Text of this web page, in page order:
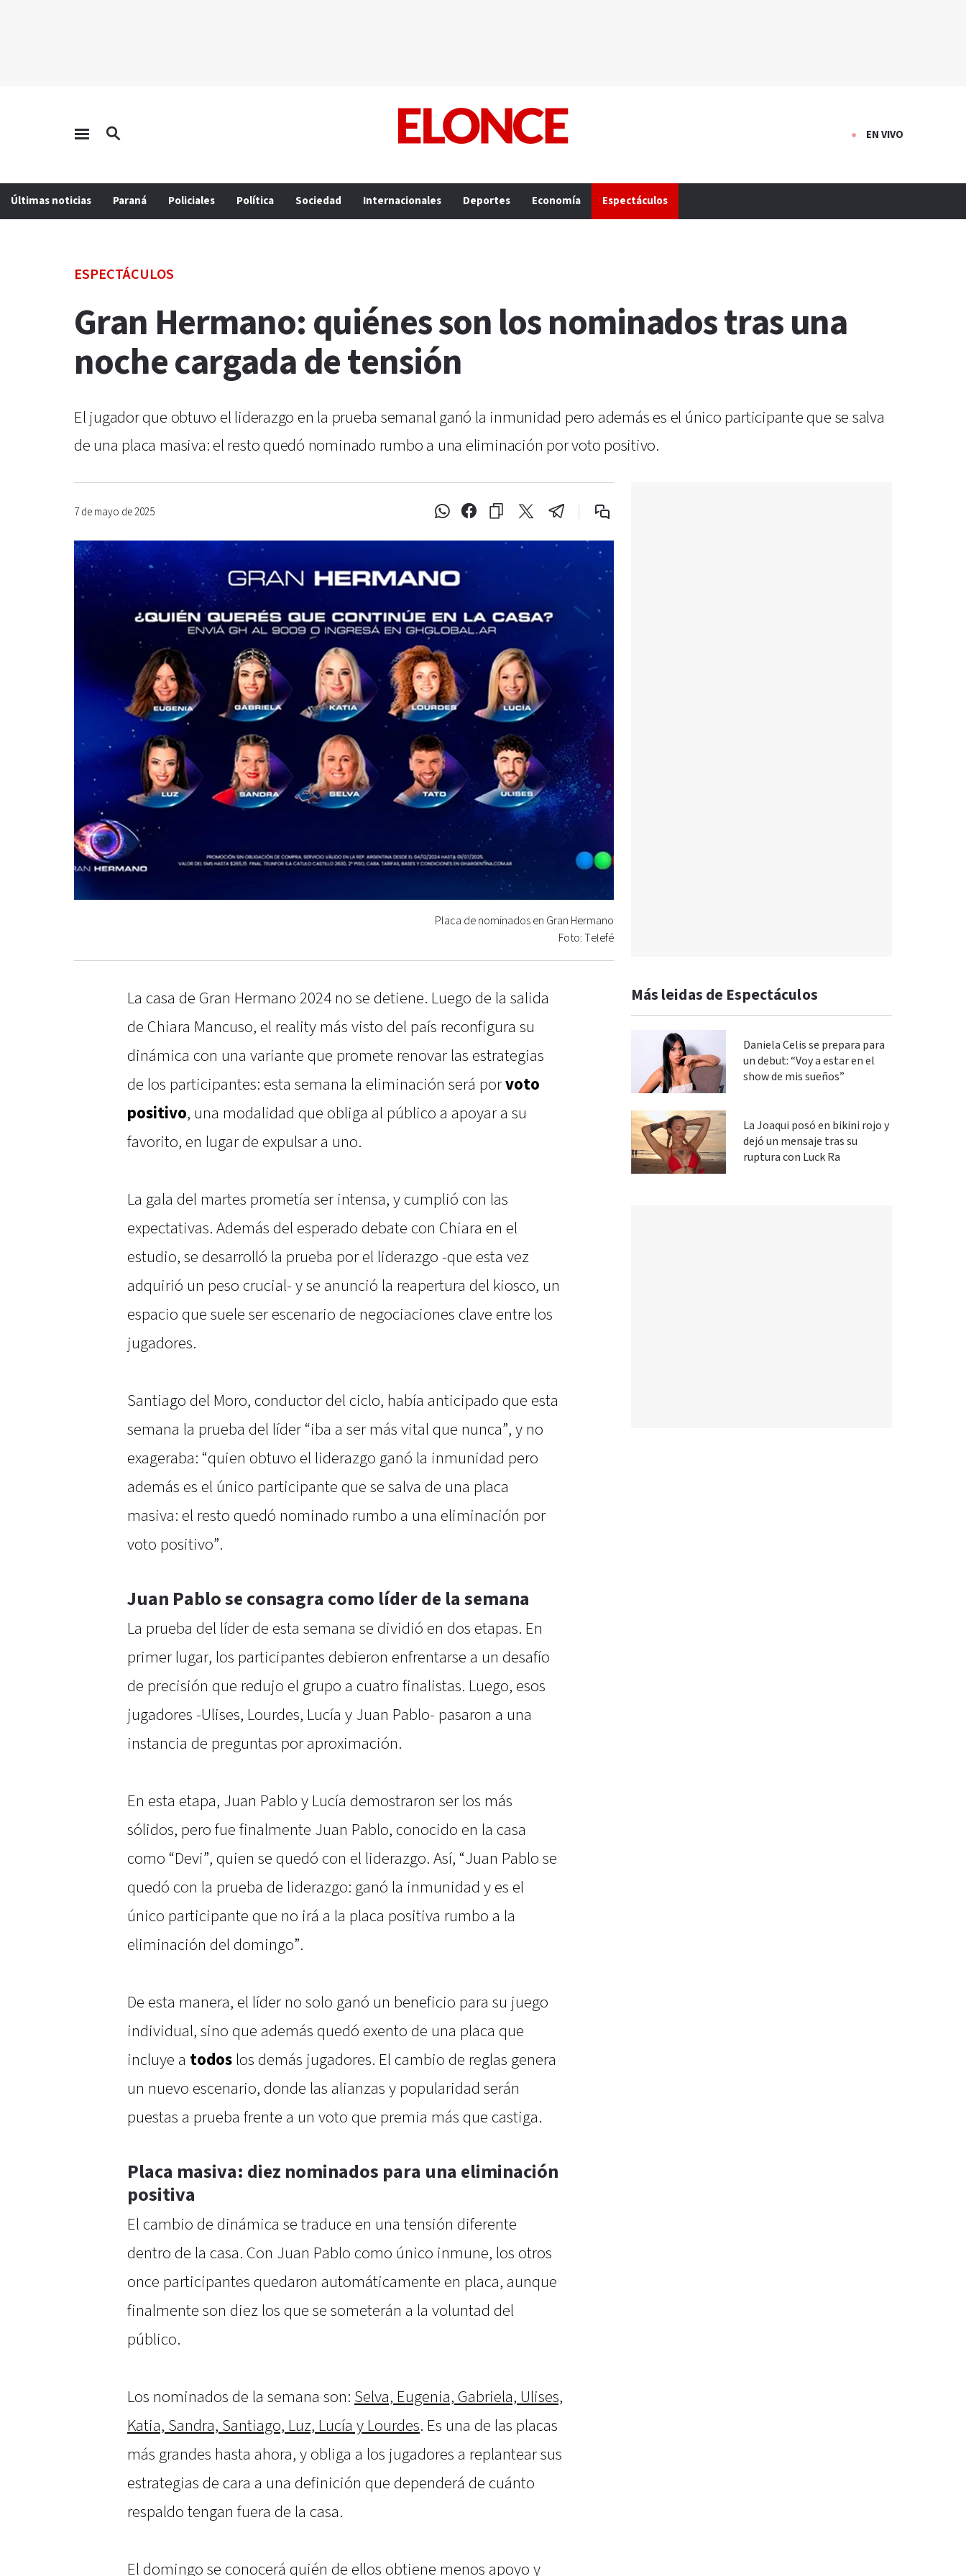
EN VIVO
Últimas noticias Paraná Policiales Política Sociedad Internacionales Deportes Economía Espectáculos
ESPECTÁCULOS
Gran Hermano: quiénes son los nominados tras una
noche cargada de tensión
El jugador que obtuvo el liderazgo en la prueba semanal ganó la inmunidad pero además es el único participante que se salva
de una placa masiva: el resto quedó nominado rumbo a una eliminación por voto positivo.
7 de mayo de 2025
Placa de nominados en Gran Hermano
Foto: Telefé
La casa de Gran Hermano 2024 no se detiene. Luego de la salida
de Chiara Mancuso, el reality más visto del país reconfigura su
dinámica con una variante que promete renovar las estrategias
de los participantes: esta semana la eliminación será porvoto
positivo, una modalidad que obliga al público a apoyar a su
favorito, en lugar de expulsar a uno.
La gala del martes prometía ser intensa, y cumplió con las
expectativas. Además del esperado debate con Chiara en el
estudio, se desarrolló la prueba por el liderazgo -que esta vez
adquirió un peso crucial- y se anunció la reapertura del kiosco, un
espacio que suele ser escenario de negociaciones clave entre los
jugadores.
Santiago del Moro, conductor del ciclo, había anticipado que esta
semana la prueba del líder “iba a ser más vital que nunca”, y no
exageraba: “quien obtuvo el liderazgo ganó la inmunidad pero
además es el único participante que se salva de una placa
masiva: el resto quedó nominado rumbo a una eliminación por
voto positivo”.
Juan Pablo se consagra como líder de la semana
La prueba del líder de esta semana se dividió en dos etapas. En
primer lugar, los participantes debieron enfrentarse a un desafío
de precisión que redujo el grupo a cuatro finalistas. Luego, esos
jugadores -Ulises, Lourdes, Lucía y Juan Pablo- pasaron a una
instancia de preguntas por aproximación.
En esta etapa, Juan Pablo y Lucía demostraron ser los más
sólidos, pero fue finalmente Juan Pablo, conocido en la casa
como “Devi”, quien se quedó con el liderazgo. Así, “Juan Pablo se
quedó con la prueba de liderazgo: ganó la inmunidad y es el
único participante que no irá a la placa positiva rumbo a la
eliminación del domingo”.
De esta manera, el líder no solo ganó un beneficio para su juego
individual, sino que además quedó exento de una placa que
incluye a todos los demás jugadores. El cambio de reglas genera
un nuevo escenario, donde las alianzas y popularidad serán
puestas a prueba frente a un voto que premia más que castiga.
Placa masiva: diez nominados para una eliminación
positiva
El cambio de dinámica se traduce en una tensión diferente
dentro de la casa. Con Juan Pablo como único inmune, los otros
once participantes quedaron automáticamente en placa, aunque
finalmente son diez los que se someterán a la voluntad del
público.
Los nominados de la semana son: Selva, Eugenia, Gabriela, Ulises,
Katia, Sandra, Santiago, Luz, Lucía y Lourdes. Es una de las placas
más grandes hasta ahora, y obliga a los jugadores a replantear sus
estrategias de cara a una definición que dependerá de cuánto
respaldo tengan fuera de la casa.
El domingo se conocerá quién de ellos obtiene menos apoyo y
Más leidas de Espectáculos
Daniela Celis se prepara para
un debut: “Voy a estar en el
show de mis sueños”
La Joaqui posó en bikini rojo y
dejó un mensaje tras su
ruptura con Luck Ra